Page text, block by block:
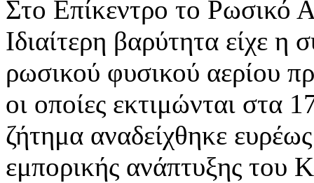
Στο Επίκεντρο το Ρωσικό
Ιδιαίτερη βαρύτητα είχε η
ρωσικού φυσικού αερίου
οι οποίες εκτιμώνται στα
ζήτημα αναδείχθηκε
εμπορικής ανάπτυξης του